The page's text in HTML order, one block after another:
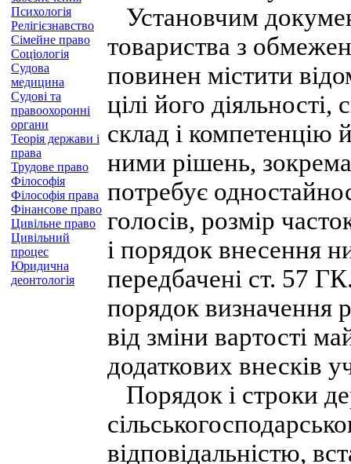
Психологія
Релігієзнавство
Сімейне право
Соціологія
Судова
медицина
Судові та
правоохоронні
органи
Теорія держави і
права
Трудове право
Філософія
Філософія права
Фінансове право
Цивільне право
Цивільний
процес
Юридична
деонтологія
Установчим
товариства з
повинен містити
цілі його діяльності,
склад і компетенцію
ними рішень,
потребує
голосів, розмір
і порядок внесення
передбачені ст. 57
порядок визначення
від зміни вартості
додаткових внесків
Порядок і строки
відповідальністю,